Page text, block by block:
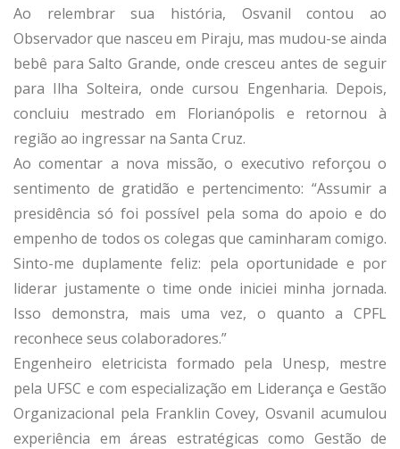
Ao relembrar sua história, Osvanil contou ao
Observador que nasceu em Piraju, mas mudou-se ainda
bebê para Salto Grande, onde cresceu antes de seguir
para Ilha Solteira, onde cursou Engenharia. Depois,
concluiu mestrado em Florianópolis e retornou à
região ao ingressar na Santa Cruz.
Ao comentar a nova missão, o executivo reforçou o
sentimento de gratidão e pertencimento: “Assumir a
presidência só foi possível pela soma do apoio e do
empenho de todos os colegas que caminharam comigo.
Sinto-me duplamente feliz: pela oportunidade e por
liderar justamente o time onde iniciei minha jornada.
Isso demonstra, mais uma vez, o quanto a CPFL
reconhece seus colaboradores.”
Engenheiro eletricista formado pela Unesp, mestre
pela UFSC e com especialização em Liderança e Gestão
Organizacional pela Franklin Covey, Osvanil acumulou
experiência em áreas estratégicas como Gestão de